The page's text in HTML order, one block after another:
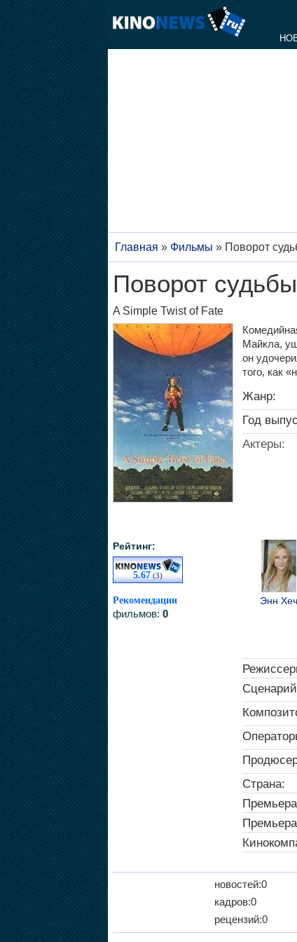
Главная » Фильмы » Поворот
Поворот судьбы
A Simple Twist of Fate
Рейтинг:
5.67(3)
Рекомендации
фильмов: 0
Майкла,
он
того, как
Жанр:
Год
Актеры:
Энн Хеч
Страна:
новостей:0
кадров:0
рецензий:0